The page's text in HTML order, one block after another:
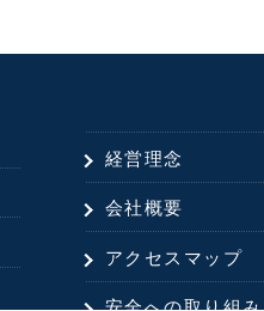
経営理念
会社概要
アクセスマップ